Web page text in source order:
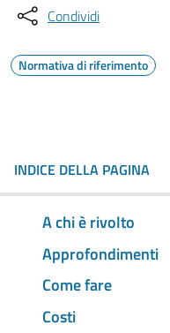
Condividi
Normativa di riferimento
INDICE DELLA PAGINA
A chi è rivolto
Approfondimenti
Come fare
Costi